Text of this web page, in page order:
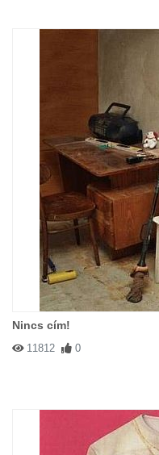
Nincs cím!
11812 0